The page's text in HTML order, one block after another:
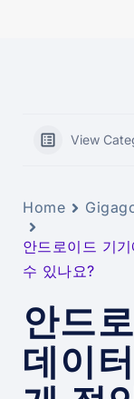
View
Home
안드로이드 기
수 있나요?
안드
데이